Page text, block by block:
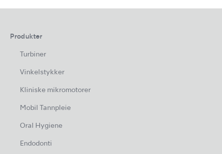
Produkter
Turbiner
Vinkelstykker
Kliniske mikromotorer
Mobil Tannpleie
Oral Hygiene
Endodonti